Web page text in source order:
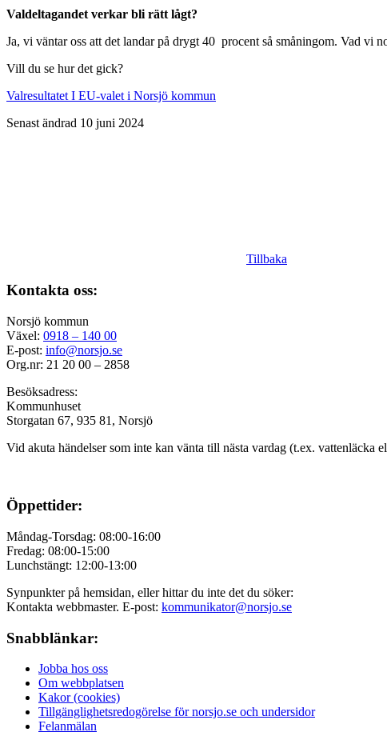
Valdeltagandet verkar bli rätt lågt?
Ja, vi väntar oss att det landar på drygt 40 procent så småningom. Vad vi
Vill du se hur det gick?
Valresultatet I EU-valet i Norsjö kommun
Senast ändrad 10 juni 2024
Tillbaka
Kontakta oss:
Norsjö kommun
Växel: 0918 – 140 00
E-post: info@norsjo.se
Org.nr: 21 20 00 – 2858
Besöksadress:
Kommunhuset
Storgatan 67, 935 81, Norsjö
Vid akuta händelser som inte kan vänta till nästa vardag (t.ex. vattenläcka
Öppettider:
Måndag-Torsdag: 08:00-16:00
Fredag: 08:00-15:00
Lunchstängt: 12:00-13:00
Synpunkter på hemsidan, eller hittar du inte det du söker:
Kontakta webbmaster. E-post: kommunikator@norsjo.se
Snabblänkar:
Jobba hos oss
Om webbplatsen
Kakor (cookies)
Tillgänglighetsredogörelse för norsjo.se och undersidor
Felanmälan